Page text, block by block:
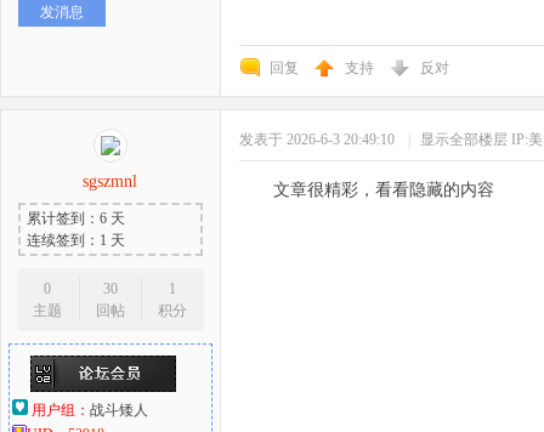
发消息
回复 支持 反对
sgszmnl
累计签到：6 天
连续签到：1 天
0
主题
30
回帖
1
积分
用户组： 战斗矮人
发表于 2026-6-3 20:49:10 显示全部楼层 IP:
文章很精彩，看看隐藏的内容